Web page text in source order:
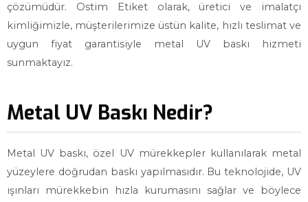
çözümüdür. Ostim Etiket olarak, üretici ve imalatçı
kimliğimizle, müşterilerimize üstün kalite, hızlı teslimat ve
uygun fiyat garantisiyle metal UV baskı hizmeti
sunmaktayız.
Metal UV Baskı Nedir?
Metal UV baskı, özel UV mürekkepler kullanılarak metal
yüzeylere doğrudan baskı yapılmasıdır. Bu teknolojide, UV
ışınları mürekkebin hızla kurumasını sağlar ve böylece